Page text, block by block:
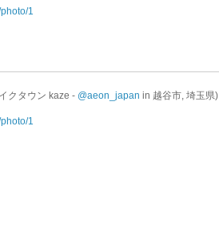
1
クタウン kaze - @aeon_japan in 越谷市, 埼玉県)
1